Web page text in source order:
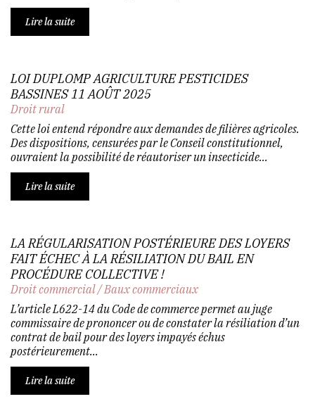
Lire la suite
LOI DUPLOMP AGRICULTURE PESTICIDES
BASSINES 11 AOÛT 2025
Droit rural
Cette loi entend répondre aux demandes de filières agricoles.
Des dispositions, censurées par le Conseil constitutionnel,
ouvraient la possibilité de réautoriser un insecticide...
Lire la suite
LA RÉGULARISATION POSTÉRIEURE DES LOYERS
FAIT ÉCHEC À LA RÉSILIATION DU BAIL EN
PROCÉDURE COLLECTIVE !
Droit commercial/Baux commerciaux
L’article L622-14 du Code de commerce permet au juge
commissaire de prononcer ou de constater la résiliation d’un
contrat de bail pour des loyers impayés échus
postérieurement...
Lire la suite